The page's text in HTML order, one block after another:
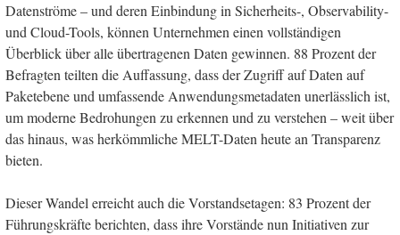
Datenströme – und deren Einbindung in Sicherheits-, Observability-
und Cloud-Tools, können Unternehmen einen vollständigen
Überblick über alle übertragenen Daten gewinnen. 88 Prozent der
Befragten teilten die Auffassung, dass der Zugriff auf Daten auf
Paketebene und umfassende Anwendungsmetadaten unerlässlich ist,
um moderne Bedrohungen zu erkennen und zu verstehen – weit über
das hinaus, was herkömmliche MELT-Daten heute an Transparenz
bieten.
Dieser Wandel erreicht auch die Vorstandsetagen: 83 Prozent der
Führungskräfte berichten, dass ihre Vorstände nun Initiativen zur